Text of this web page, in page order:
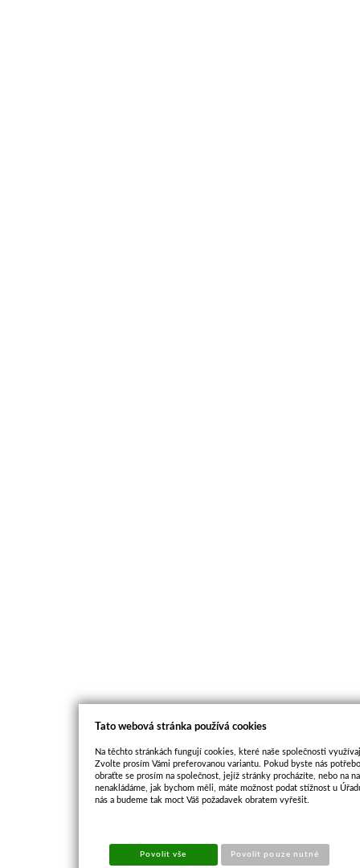
Tato webová stránka používá cookies
Na těchto stránkách fungují cookies, které naše společnosti
Zvolte prosím Vámi preferovanou variantu. Pokud byste nás
obraťte se prosím na společnost, jejíž stránky procházíte, nebo na
nenakládáme, jak bychom měli, máte možnost podat stížnost u
nás a budeme tak moct Váš požadavek obratem vyřešit.
Povolit vše Povolit pouze nutné